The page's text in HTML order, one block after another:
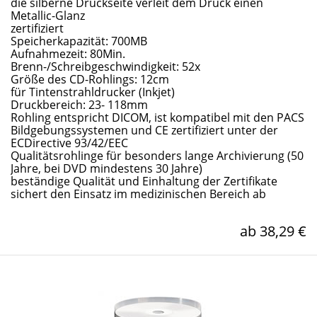
Metallic-Glanz
zertifiziert
Speicherkapazität: 700MB
Aufnahmezeit: 80Min.
Brenn-/Schreibgeschwindigkeit: 52x
Größe des CD-Rohlings: 12cm
für Tintenstrahldrucker (Inkjet)
Druckbereich: 23- 118mm
Rohling entspricht DICOM, ist kompatibel mit den PACS
Bildgebungssystemen und CE zertifiziert unter der
ECDirective 93/42/EEC
Qualitätsrohlinge für besonders lange Archivierung (50
Jahre, bei DVD mindestens 30 Jahre)
beständige Qualität und Einhaltung der Zertifikate
sichert den Einsatz im medizinischen Bereich ab
ab 38,29 €